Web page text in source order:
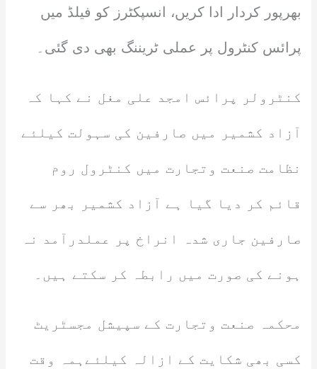
بھرپور کردار ادا کریں، انسپکٹرز کو فیلڈ میں
پرائس کنٹرول پر عملی ٹریننگ بھی دی گئی۔
کنٹرولر پرائس امجد علی مغل نے کہا کہ
آزاد کشمیر میں صارفین کی سہولت کیلئے
نظامت صنعت وتجارت میں کنٹرول روم
قائم کر دیا گیا ہے آزاد کشمیر بھر سے
صارفین جاری شدہ انراخ پر عملدرآمد نہ
ہونے کی صورت میں رابطہ کر سکتے ہیں۔
محکمہ صنعت وتجارت کے سپیشل مجسٹریٹ
کسی بھی شکایت کے ازالہ کیلئےہمہ وقت